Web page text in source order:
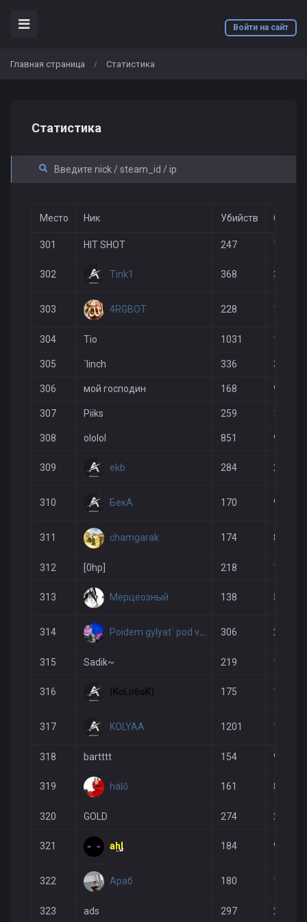
Войти на сайт
Главная страница / Статистика
Статистика
Место Ник Убийств
301 HIT SHOT 247 182
302 Tink1 368 356
303 4RGBOT 228 198
304 Tio 1031 1168
305 `linch 336 373
306 мой господин 168 99
307 Piiks 259 189
308 ololol 851 976
309 ekb 284 245
310 БекА 170 95
311 chamgarak 174 89
312 [0hp] 218 149
313 Мерцеозный 138 58
314 Poidem gylyat` pod vodopad <3 306 235
315 Sadik~ 219 111
316 (KoLo6oK) 175 116
317 KOLYAA 1201 1315
318 bartttt 154 93
319 hälō 161 85
320 GOLD 274 218
321 ahl 184 94
322 Араб 180 105
323 ads 297 251